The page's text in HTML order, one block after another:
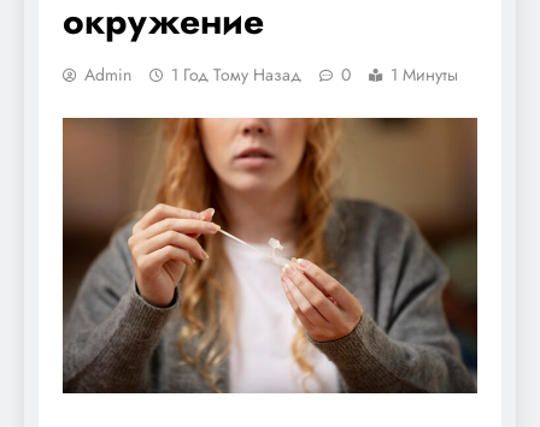
окружение
Admin 1 Год Тому Назад 0 1 Минуты